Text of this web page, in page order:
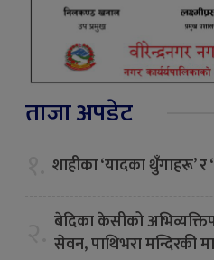
ताजा अपडेट
शाहीका ‘यादका थुँगाहरू’
बेदिका केसीको
सेवन, पाथिभरा मन्दिरकी